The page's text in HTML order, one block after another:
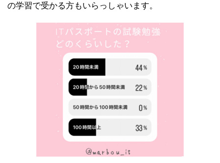
の学習で受かる方もいらっしゃいます。